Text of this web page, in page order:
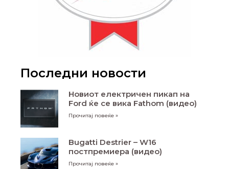
Последни новости
Новиот електричен пикап на
Ford ќе се вика Fathom (видео)
Прочитај повеќе »
Bugatti Destrier – W16
постпремиера (видео)
Прочитај повеќе »